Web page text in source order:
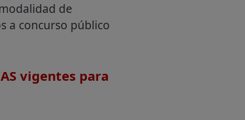
de
a concurso público
vigentes para